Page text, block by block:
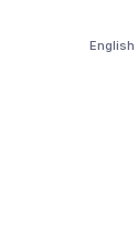
English